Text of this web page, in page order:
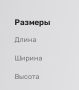
Размеры
Длина
Ширина
Высота